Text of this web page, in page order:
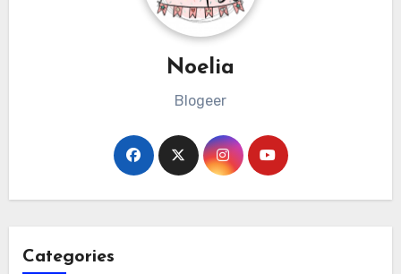
Noelia
Blogeer
Categories